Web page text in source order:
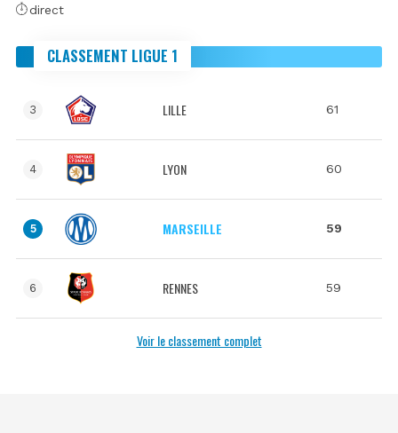
direct
CLASSEMENT LIGUE 1
3 LILLE 61
4 LYON 60
5 MARSEILLE 59
6 RENNES 59
Voir le classement complet